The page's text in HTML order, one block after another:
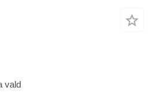
vald